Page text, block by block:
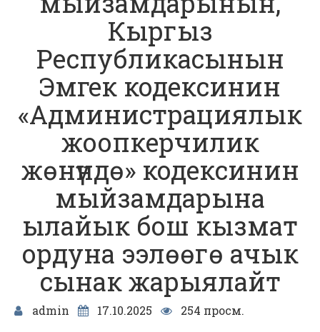
Кыргыз
Республикасынын
Эмгек кодексинин
«Администрациялык
жоопкерчилик
жөнүндө» кодексинин
мыйзамдарына
ылайык бош кызмат
ордуна ээлөөгө ачык
сынак жарыялайт
admin 17.10.2025
254 просм.